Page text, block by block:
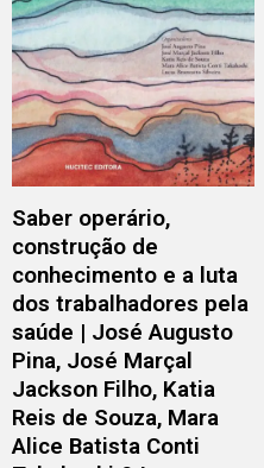
Saber operário,
construção de
conhecimento e a luta
dos trabalhadores pela
saúde | José Augusto
Pina, José Marçal
Jackson Filho, Katia
Reis de Souza, Mara
Alice Batista Conti